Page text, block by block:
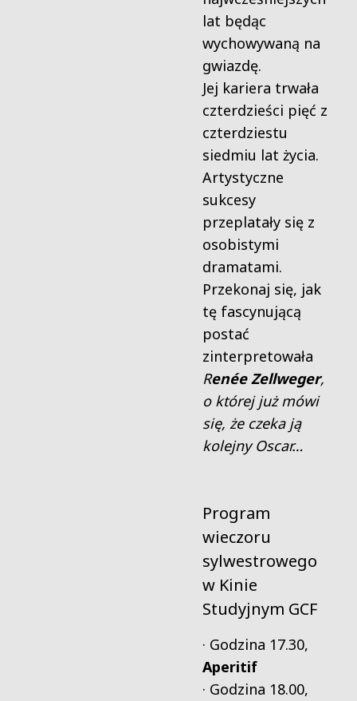
lat będąc
wychowywaną na
gwiazdę.
Jej kariera trwała
czterdzieści pięć z
czterdziestu
siedmiu lat życia.
Artystyczne
sukcesy
przeplatały się z
osobistymi
dramatami.
Przekonaj się, jak
tę fascynującą
postać
zinterpretowała
Renée Zellweger,
o której już mówi
się, że czeka ją
kolejny Oscar…
Program
wieczoru
sylwestrowego
w Kinie
Studyjnym GCF
· Godzina 17.30,
Aperitif
· Godzina 18.00,